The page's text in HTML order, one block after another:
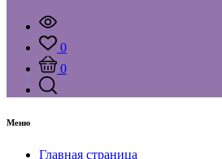
0
0
Меню
Главная страница